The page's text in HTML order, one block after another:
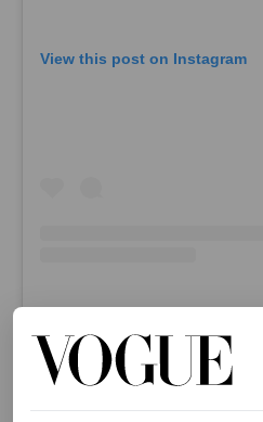
View this post on Instagram
A post shared by
Levi’s x Jordan